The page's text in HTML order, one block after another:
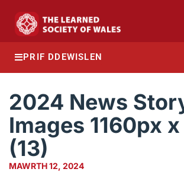
PRIF DDEWISLEN
2024 News
Images 1160px
(13)
MAWRTH 12, 2024